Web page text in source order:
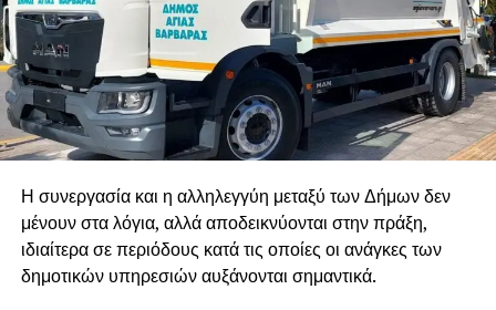
Η συνεργασία και η αλληλεγγύη μεταξύ των Δήμων δεν
μένουν στα λόγια, αλλά αποδεικνύονται στην πράξη,
ιδιαίτερα σε περιόδους κατά τις οποίες οι ανάγκες των
δημοτικών υπηρεσιών αυξάνονται σημαντικά.